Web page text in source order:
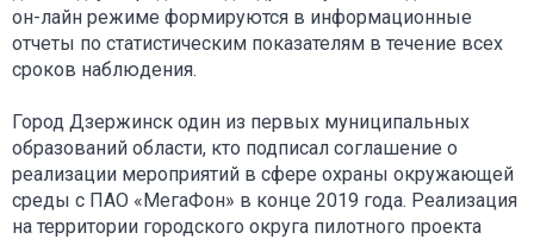
он-лайн режиме формируются в информационные
отчеты по статистическим показателям в течение всех
сроков наблюдения.
Город Дзержинск один из первых муниципальных
образований области, кто подписал соглашение о
реализации мероприятий в сфере охраны окружающей
среды с ПАО «МегаФон» в конце 2019 года. Реализация
на территории городского округа пилотного проекта